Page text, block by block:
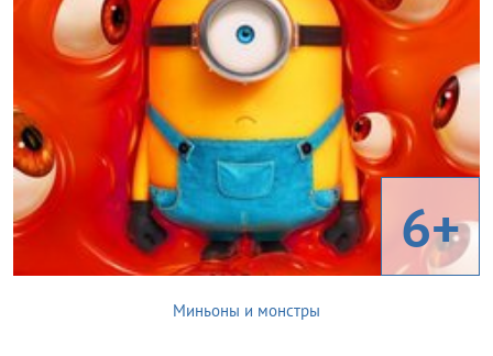
6+
Миньоны и монстры